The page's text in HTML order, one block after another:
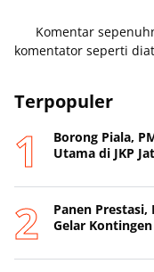
Komentar
komentator seperti
Terpopuler
Borong Piala,
Utama di JKP
Panen Prestasi,
Gelar